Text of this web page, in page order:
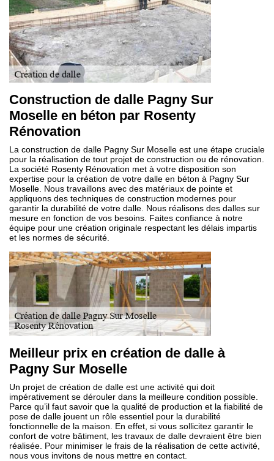
Construction de dalle Pagny Sur
Moselle en béton par Rosenty
Rénovation
La construction de dalle Pagny Sur Moselle est une étape cruciale
pour la réalisation de tout projet de construction ou de rénovation.
La société Rosenty Rénovation met à votre disposition son
expertise pour la création de votre dalle en béton à Pagny Sur
Moselle. Nous travaillons avec des matériaux de pointe et
appliquons des techniques de construction modernes pour
garantir la durabilité de votre dalle. Nous réalisons des dalles sur
mesure en fonction de vos besoins. Faites confiance à notre
équipe pour une création originale respectant les délais impartis
et les normes de sécurité.
Meilleur prix en création de dalle à
Pagny Sur Moselle
Un projet de création de dalle est une activité qui doit
impérativement se dérouler dans la meilleure condition possible.
Parce qu’il faut savoir que la qualité de production et la fiabilité de
pose de dalle jouent un rôle essentiel pour la durabilité
fonctionnelle de la maison. En effet, si vous sollicitez garantir le
confort de votre bâtiment, les travaux de dalle devraient être bien
réalisée. Pour minimiser le frais de la réalisation de cette activité,
nous vous invitons de nous mettre en contact.